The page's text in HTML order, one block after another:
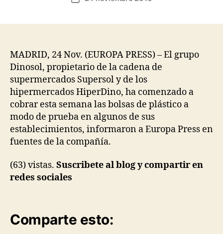
MADRID, 24 Nov. (EUROPA PRESS) – El grupo
Dinosol, propietario de la cadena de
supermercados Supersol y de los
hipermercados HiperDino, ha comenzado a
cobrar esta semana las bolsas de plástico a
modo de prueba en algunos de sus
establecimientos, informaron a Europa Press en
fuentes de la compañía.
(63) vistas. Suscribete al blog y compartir en
redes sociales
Comparte esto: